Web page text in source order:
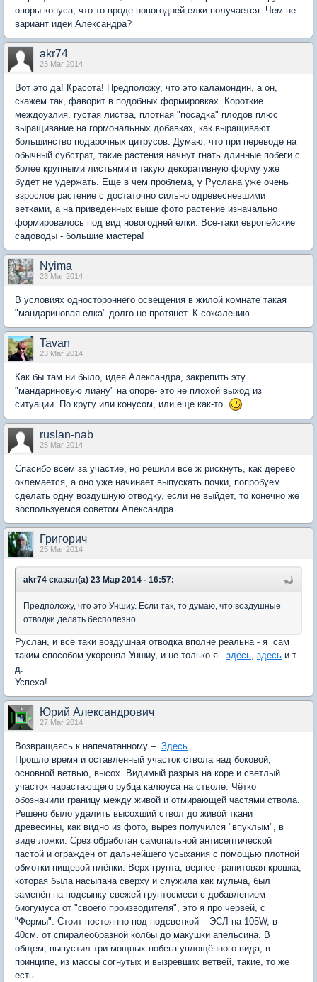
опоры-конуса, что-то вроде новогодней елки получается. Чем не
вариант идеи Александра?
akr74
23 Mar 2014
Вот это да! Красота! Предположу, что это каламондин, а он,
скажем так, фаворит в подобных формировках. Короткие
междоузлия, густая листва, плотная "посадка" плодов плюс
выращивание на гормональных добавках, как выращивают
большинство подарочных цитрусов. Думаю, что при переводе на
обычный субстрат, такие растения начнут гнать длинные побеги с
более крупными листьями и такую декоративную форму уже
будет не удержать. Еще в чем проблема, у Руслана уже очень
взрослое растение с достаточно сильно одревесневшими
ветками, а на приведенных выше фото растение изначально
формировалось под вид новогодней елки. Все-таки европейские
садоводы - большие мастера!
Nyima
23 Mar 2014
В условиях одностороннего освещения в жилой комнате такая
"мандариновая елка" долго не протянет. К сожалению.
Tavan
23 Mar 2014
Как бы там ни было, идея Александра, закрепить эту
"мандариновую лиану" на опоре- это не плохой выход из
ситуации. По кругу или конусом, или еще как-то.
ruslan-nab
25 Mar 2014
Спасибо всем за участие, но решили все ж рискнуть, как дерево
оклемается, а оно уже начинает выпускать почки, попробуем
сделать одну воздушную отводку, если не выйдет, то конечно же
воспользуемся советом Александра.
Григорич
25 Mar 2014
akr74 сказал(а) 23 Мар 2014 - 16:57:
Предположу, что это Уншиу. Если так, то думаю, что воздушные
отводки делать бесполезно...
Руслан, и всё таки воздушная отводка вполне реальна - я сам
таким способом укоренял Уншиу, и не только я - здесь, здесь и т.
д.
Успеха!
Юрий Александрович
27 Mar 2014
Возвращаясь к напечатанному – Здесь
Прошло время и оставленный участок ствола над боковой,
основной ветвью, высох. Видимый разрыв на коре и светлый
участок нарастающего рубца калюуса на стволе. Чётко
обозначили границу между живой и отмирающей частями ствола.
Решено было удалить высохший ствол до живой ткани
древесины, как видно из фото, вырез получился "впуклым", в
виде ложки. Срез обработан самопальной антисептической
пастой и ограждён от дальнейшего усыхания с помощью плотной
обмотки пищевой плёнки. Верх грунта, вернее гранитовая крошка,
которая была насыпана сверху и служила как мульча, был
заменён на подсыпку свежей грунтосмеси с добавлением
биогумуса от "своего производителя", это я про червей, с
"Фермы". Стоит постоянно под подсветкой – ЭСЛ на 105W, в
40см. от спиралеобразной колбы до макушки апельсина. В
общем, выпустил три мощных побега уплощённого вида, в
принципе, из массы согнутых и вызревших ветвей, такие, то же
есть.